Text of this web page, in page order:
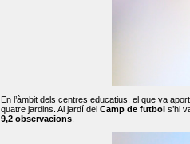
En l’àmbit dels centres educatius, el que va
quatre jardins. Al jardí del Camp de futbol s’hi
9,2 observacions